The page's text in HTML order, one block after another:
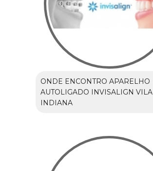
ONDE ENCONTRO APARELHO
AUTOLIGADO INVISALIGN VILA
INDIANA